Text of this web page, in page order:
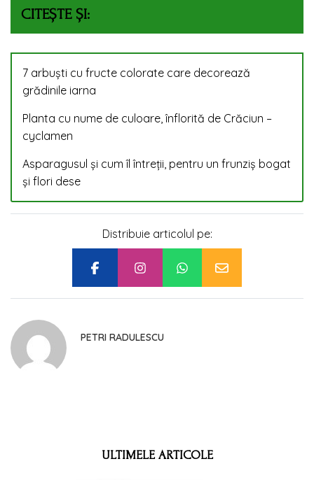
CITEȘTE ȘI:
7 arbuști cu fructe colorate care decorează
grădinile iarna
Planta cu nume de culoare, înflorită de Crăciun –
cyclamen
Asparagusul și cum îl întreții, pentru un frunziș bogat
și flori dese
Distribuie articolul pe:
PETRI RADULESCU
ULTIMELE ARTICOLE